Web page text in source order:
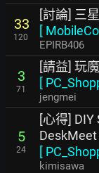
33
120
[討論] 三
[
EPIRB406
3
71
[請益] 玩
[
jengmei
5
24
[心得]
DeskMeet
[
kimisawa